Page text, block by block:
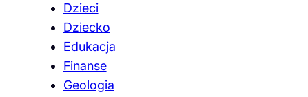
Dzieci
Dziecko
Edukacja
Finanse
Geologia